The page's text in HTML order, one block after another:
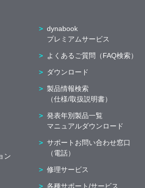
ン
dynabook
プレミアムサービス
よくあるご質問（FAQ検索）
ダウンロード
製品情報検索
（仕様/取扱説明書）
発表年別製品一覧
マニュアルダウンロード
サポートお問い合わせ窓口
（電話）
修理サービス
各種サポート/サービス